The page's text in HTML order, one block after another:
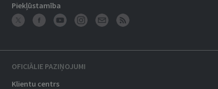
Piekļūstamība
OFICIĀLIE PAZIŅOJUMI
Klientu centrs